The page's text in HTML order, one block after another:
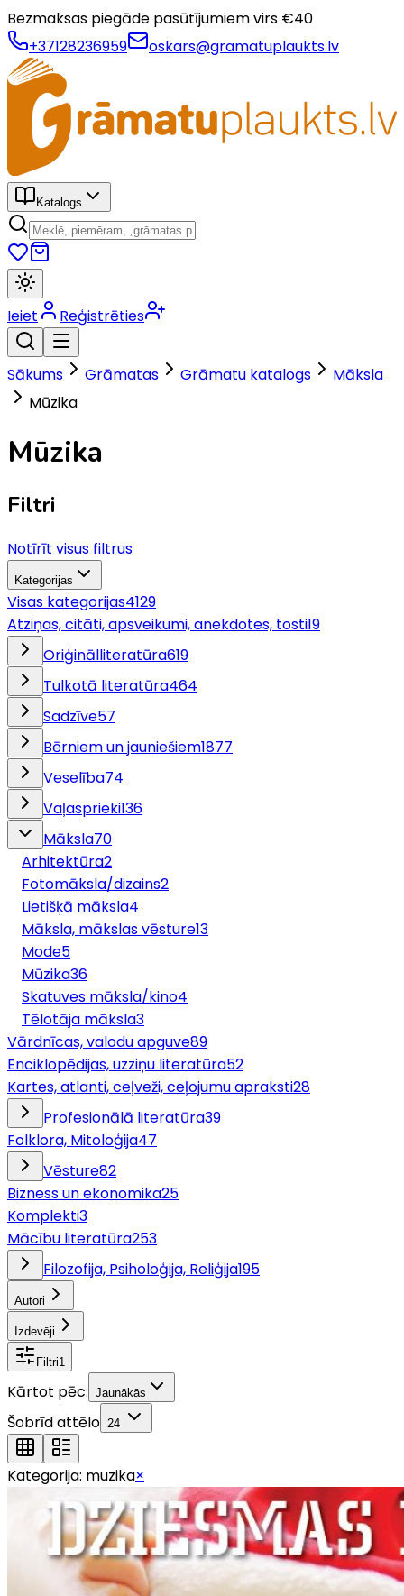
Bezmaksas piegāde pasūtījumiem virs €40
+37128236959
oskars@gramatuplaukts.lv
Katalogs
Ieiet Reģistrēties
Sākums Grāmatas Grāmatu katalogs
Māksla
Mūzika
Mūzika
Filtri
Notīrīt visus filtrus
Kategorijas
Visas kategorijas4129
Atziņas, citāti, apsveikumi, anekdotes, tosti19
Oriģinālliteratūra619
Tulkotā literatūra464
Sadzīve57
Bērniem un jauniešiem1877
Veselība74
Vaļasprieki136
Māksla70
Arhitektūra2
Fotomāksla/dizains2
Lietišķā māksla4
Māksla, mākslas vēsture13
Mode5
Mūzika36
Skatuves māksla/kino4
Tēlotāja māksla3
Vārdnīcas, valodu apguve89
Enciklopēdijas, uzziņu literatūra52
Kartes, atlanti, ceļveži, ceļojumu apraksti28
Profesionālā literatūra39
Folklora, Mitoloģija47
Vēsture82
Bizness un ekonomika25
Komplekti3
Mācību literatūra253
Filozofija, Psiholoģija, Reliģija195
Autori
Izdevēji
Filtri1
Kārtot pēc: Jaunākās
Šobrīd attēlo 24
Kategorija: muzika×